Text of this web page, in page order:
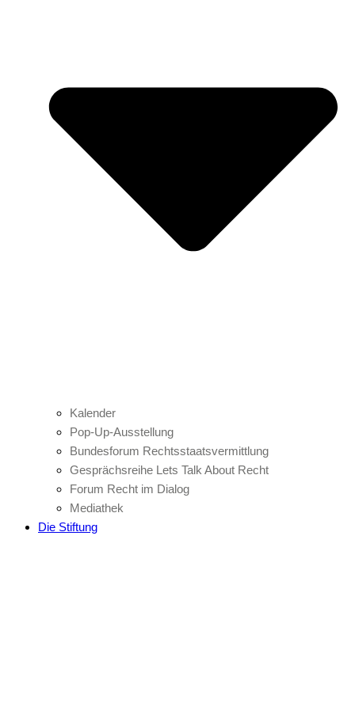
Kalender
Pop-Up-Ausstellung
Bundesforum Rechtsstaatsvermittlung
Gesprächsreihe Lets Talk About Recht
Forum Recht im Dialog
Mediathek
Die Stiftung